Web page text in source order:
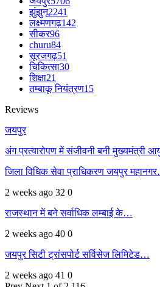
झुंझुनू2241
लक्ष्मणगढ़142
सीकर96
churu84
सूरजगढ़51
चिकित्सा30
शिक्षा21
तम्बाकू नियंत्रण15
Reviews
जयपुर
अंग प्रत्यारोपण में संजीवनी बनी मुख्यमंत्री
जिला विधिक सेवा प्राधिकरण जयपुर
2 weeks ago 32 0
राजस्थान में बने सर्वाधिक लम्बाई के…
2 weeks ago 40 0
जयपुर सिटी ट्रांसपोर्ट सर्विसेज लिमिटेड…
2 weeks ago 41 0